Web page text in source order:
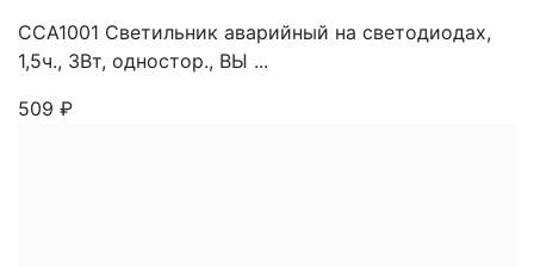
ССА1001 Светильник аварийный на светодиодах,
1,5ч., 3Вт, одностор., ВЫ ...
509 ₽